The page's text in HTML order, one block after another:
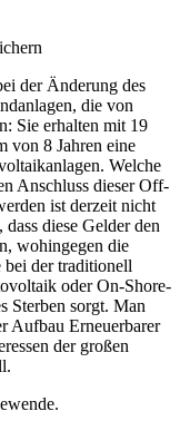
der Änderung des
die von
Sie erhalten mit 19
von 8 Jahren eine
Welche
Anschluss dieser Off-
ist derzeit nicht
diese Gelder den
wohingegen die
der traditionell
oder On-Shore-
Sterben sorgt. Man
Aufbau Erneuerbarer
der großen